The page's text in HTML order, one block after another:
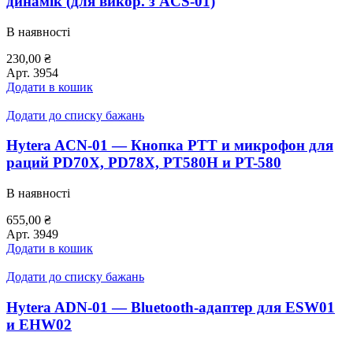
В наявності
230,00 ₴
Арт. 3954
Додати в кошик
Додати до списку бажань
Hytera ACN-01 — Кнопка PTT и микрофон для
раций PD70X, PD78X, PT580H и PT-580
В наявності
655,00 ₴
Арт. 3949
Додати в кошик
Додати до списку бажань
Hytera ADN-01 — Bluetooth-адаптер для ESW01
и EHW02